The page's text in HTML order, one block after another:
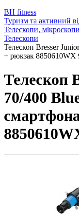
BH fitness
Туризм та активний
Телескопи, мікроскопи
Телескопи
Телескоп Bresser
+ рюкзак 8850610WX
Телескоп
70/400